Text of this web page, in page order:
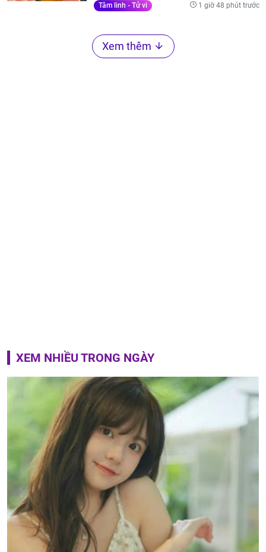
Tâm linh - Tử vi 1 giờ 48 phút trước
Xem thêm
XEM NHIỀU TRONG NGÀY